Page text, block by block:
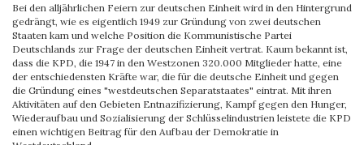
Bei den alljährlichen Feiern zur deutschen Einheit wird in den Hintergrund
gedrängt, wie es eigentlich 1949 zur Gründung von zwei deutschen
Staaten kam und welche Position die Kommunistische Partei
Deutschlands zur Frage der deutschen Einheit vertrat. Kaum bekannt ist,
dass die KPD, die 1947 in den Westzonen 320.000 Mitglieder hatte, eine
der entschiedensten Kräfte war, die für die deutsche Einheit und gegen
die Gründung eines "westdeutschen Separatstaates" eintrat. Mit ihren
Aktivitäten auf den Gebieten Entnazifizierung, Kampf gegen den Hunger,
Wiederaufbau und Sozialisierung der Schlüsselindustrien leistete die KPD
einen wichtigen Beitrag für den Aufbau der Demokratie in